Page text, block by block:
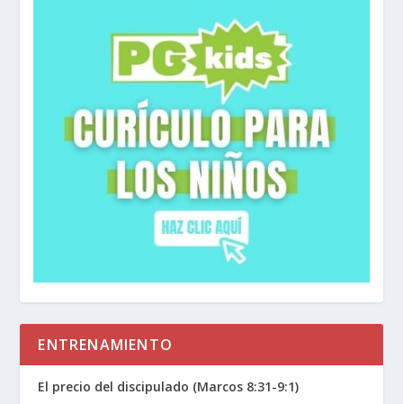
ENTRENAMIENTO
El precio del discipulado (Marcos 8:31-9:1)